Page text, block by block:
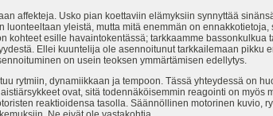
affekteja. Usko pian koettaviin elämyksiin synnyttää
yleistä, mutta mitä enemmän on
kohteet esille havaintokentässä; tarkkaamme
Ellei kuuntelija ole asennoitunut tarkkailemaan pikku
on usein teoksen ymmärtämisen edellytys.
rytmiin, dynamiikkaan ja tempoon. Tässä yhteydessä on
ovat, sitä todennäköisemmin reagointi on myös
reaktioidensa tasolla. Säännöllinen motorinen kuvio,